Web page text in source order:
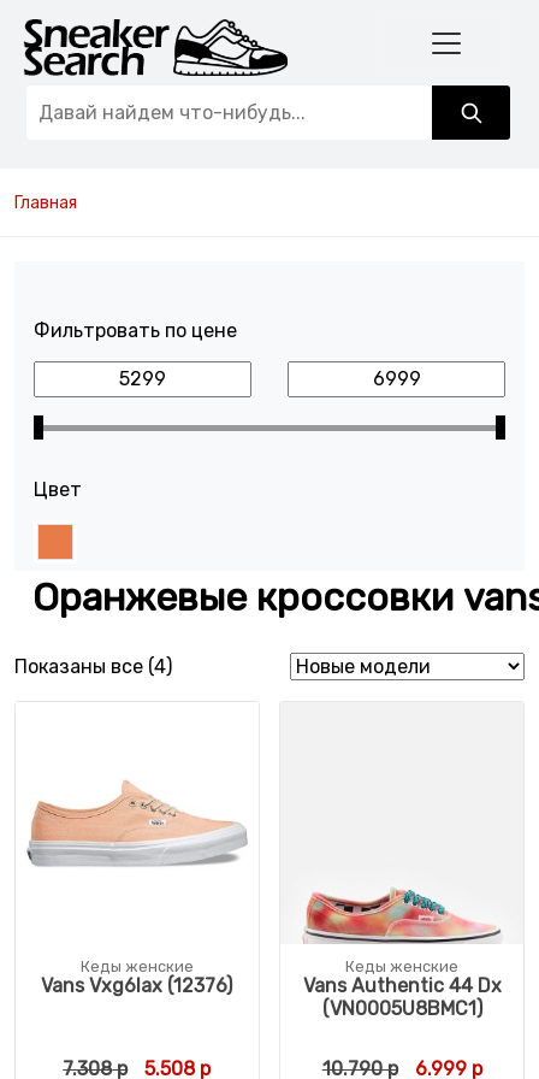
Главная
Оранжевые кроссовки
Показаны все (4)Сортировка: самые недавние
Кеды женские
Vans Vxg6Iax (12376)
7.308р Первоначальная цена составляла 7.308 р.
5.508рТекущая цена: 5.508 р.
Кеды женские
Vans Authentic 44 Dx
(VN0005U8BMC1)
10.790р 6.999р
Фильтровать по цене
Цвет